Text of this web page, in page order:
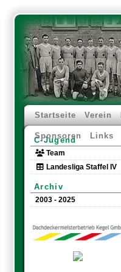
Startseite Verein
Sponsoren Links
C-Jugend
Team
Landesliga Staffel IV
Archiv
2003 - 2025